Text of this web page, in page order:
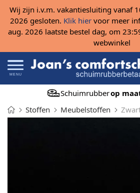
Wij zijn i.v.m. vakantiesluiting vanaf
2026 gesloten. Klik hiervoor meer
aug. 2026 laatste bestel dag, om
webwinkel
MENU
Schuimrubberop
Stoffen
Meubelstoffen